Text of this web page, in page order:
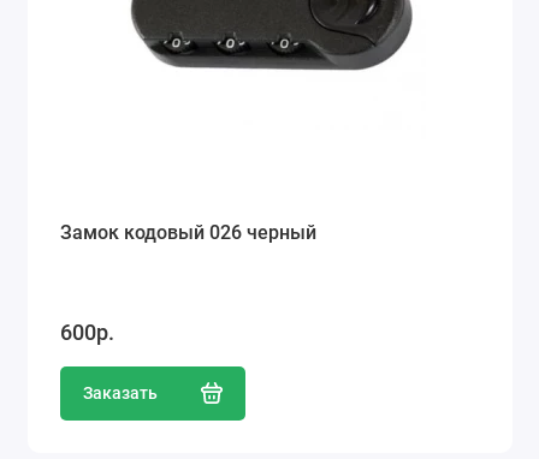
Замок кодовый 026 черный
600р.
Заказать